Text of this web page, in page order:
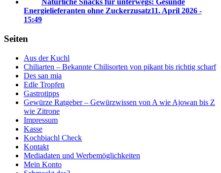
Natürliche Snacks für unterwegs: Gesunde
Energielieferanten ohne Zuckerzusatz11. April 2026 -
15:49
Seiten
Aus der Kuchl
Chiliarten – Bekannte Chilisorten von pikant bis richtig scharf
Des san mia
Edle Tropfen
Gastrotipps
Gewürze Ratgeber – Gewürzwissen von A wie Ajowan bis Z
wie Zitrone
Impressum
Kasse
Kochbiachl Check
Kontakt
Mediadaten und Werbemöglichkeiten
Mein Konto